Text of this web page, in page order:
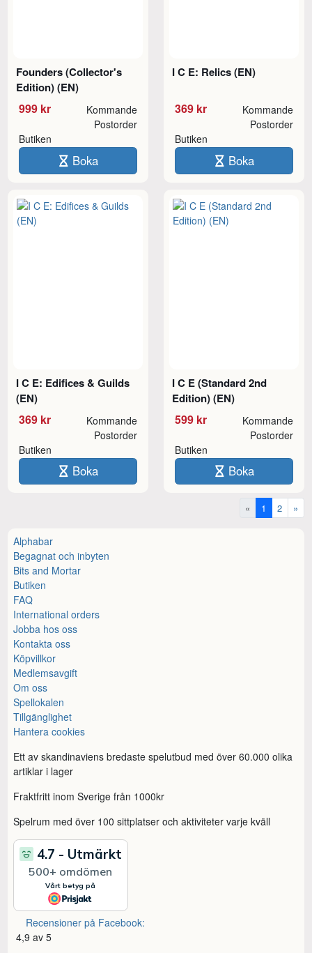
Founders (Collector's
Edition) (EN)
999 kr Kommande
Butiken
Postorder
Boka
I C E: Relics (EN)
369 kr Kommande
Butiken
Postorder
Boka
I C E: Edifices & Guilds
(EN)
369 kr Kommande
Butiken
Postorder
Boka
I C E (Standard 2nd
Edition) (EN)
599 kr Kommande
Butiken
Postorder
Boka
« 1 2 »
Alphabar
Begagnat och inbyten
Bits and Mortar
Butiken
FAQ
International orders
Jobba hos oss
Kontakta oss
Köpvillkor
Medlemsavgift
Om oss
Spellokalen
Tillgänglighet
Hantera cookies
Ett av skandinaviens bredaste spelutbud med över 60.000 olika
artiklar i lager
Fraktfritt inom Sverige från 1000kr
Spelrum med över 100 sittplatser och aktiviteter varje kväll
Recensioner på Facebook:
4,9 av 5